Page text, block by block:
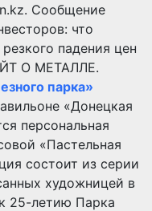
Сообщение
что
падения цен
О МЕТАЛЛЕ.
парка»
«Донецкая
персональная
«Пастельная
состоит из серии
художницей в
25-летию Парка